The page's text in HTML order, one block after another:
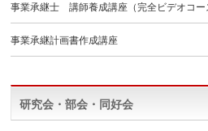
事業承継士 講師養成講座（完全ビデオコー
事業承継計画書作成講座
研究会・部会・同好会